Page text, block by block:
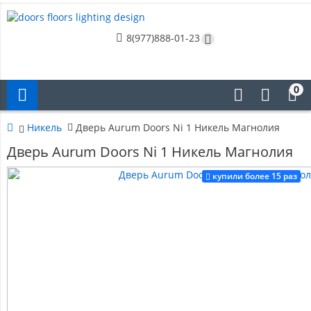
8(977)888-01-23
0
Никель Дверь Aurum Doors Ni 1 Никель Магнолия
Дверь Aurum Doors Ni 1 Никель Магнолия
купили более 15 раз